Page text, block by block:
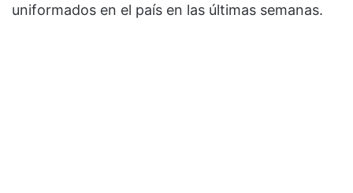
uniformados en el país en las últimas semanas.